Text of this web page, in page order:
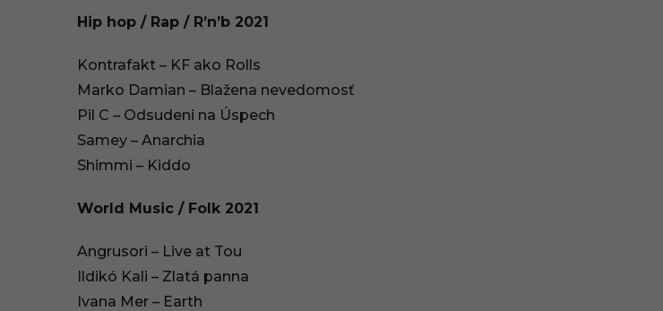
Hip hop / Rap / R’n’b 2021
Kontrafakt – KF ako Rolls
Marko Damian – Blažena nevedomosť
Pil C – Odsudeni na Úspech
Samey – Anarchia
Shimmi – Kiddo
World Music / Folk 2021
Angrusori – Live at Tou
Ildikó Kali – Zlatá panna
Ivana Mer – Earth